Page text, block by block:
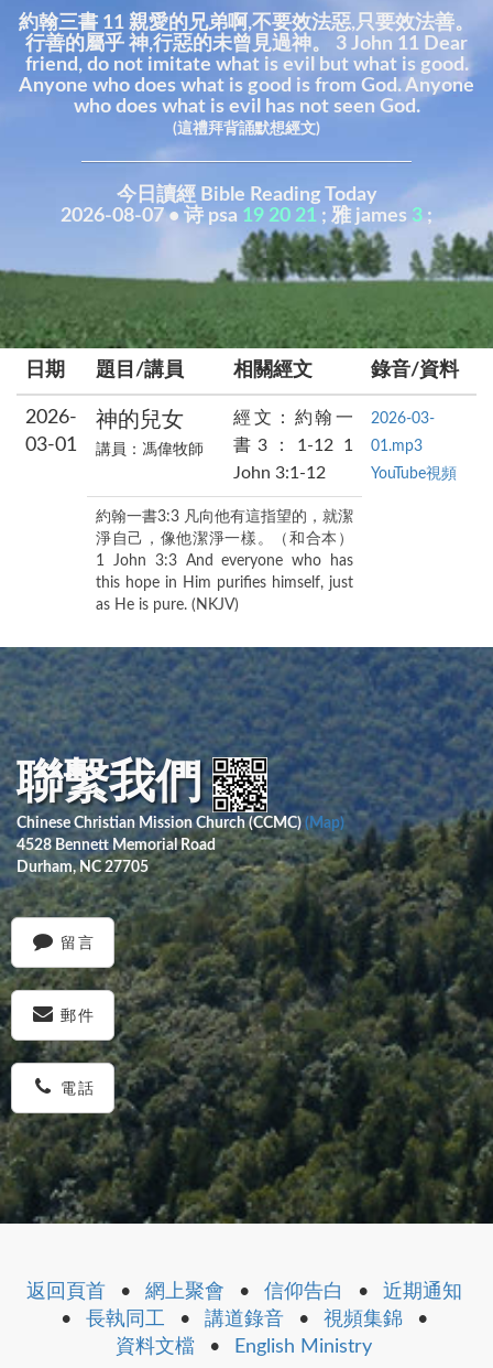
約翰三書 11 親愛的兄弟啊,不要效法惡,只要效法善。
行善的屬乎 神,行惡的未曾見過神。 3 John 11 Dear
friend, do not imitate what is evil but what is good.
Anyone who does what is good is from God. Anyone
who does what is evil has not seen God.
(這禮拜背誦默想經文)
今日讀經 Bible Reading Today
2026-08-07 • 诗 psa 19 20 21 ; 雅 james 3 ;
日期 題目/講員 相關經文 錄音/資料
2026-
03-01
神的兒女
講員：馮偉牧師
經文：約翰一
書3：1-12 1
John 3:1-12
2026-03-
01.mp3
YouTube視頻
約翰一書3:3 凡向他有這指望的，就潔
淨自己，像他潔淨一樣。（和合本）
1 John 3:3 And everyone who has
this hope in Him purifies himself, just
as He is pure. (NKJV)
聯繫我們
Chinese Christian Mission Church (CCMC) (Map)
4528 Bennett Memorial Road
Durham, NC 27705
留言
郵件
電話
返回頁首 • 網上聚會 • 信仰告白 •
近期通知
•
長執同工 • 講道錄音 • 視頻集錦
•
資料文檔
• English Ministry